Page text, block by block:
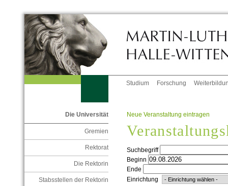
Studium Forschung
Die Universität
Gremien
Rektorat
Die Rektorin
Stabsstellen der Rektorin
Neue Veranstaltung eintragen
Suchbegriff
Beginn
Ende
Einrichtung